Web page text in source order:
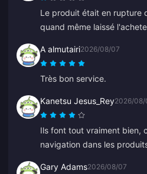
Le produit était en rupture
quand même laissé
jours pour un
A almutairi2026/08/07
Très bon service.
Kanetsu Jesus_Rey2026/08/
Ils font tout vraiment bien,
navigation dans les
Gary Adams2026/08/07